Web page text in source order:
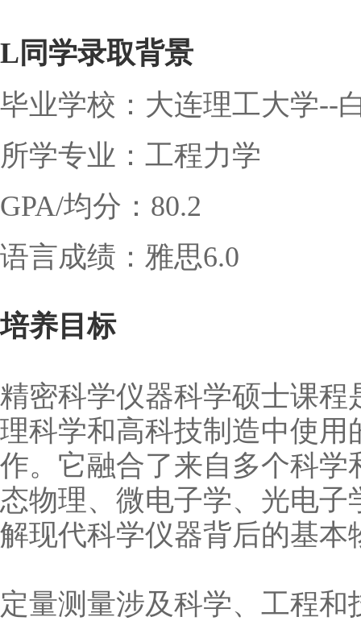
L同学录取背景
毕业学校：大连理工大学--
所学专业：工程力学
GPA/均分：80.2
语言成绩：雅思6.0
培养目标
精密科学仪器科学硕士课
理科学和高科技制造中使
作。它融合了来自多个科
态物理、微电子学、光电
解现代科学仪器背后的基本
定量测量涉及科学、工程